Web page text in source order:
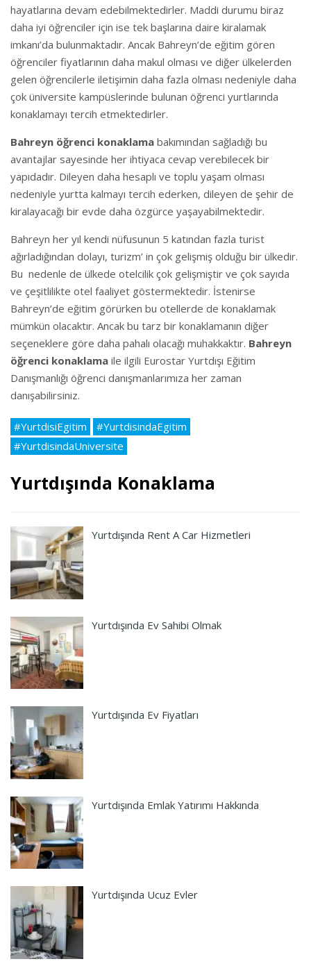
hayatlarına devam edebilmektedirler. Maddi durumu biraz
daha iyi öğrenciler için ise tek başlarına daire kiralamak
imkanı’da bulunmaktadır. Ancak Bahreyn’de eğitim gören
öğrenciler fiyatlarının daha makul olması ve diğer ülkelerden
gelen öğrencilerle iletişimin daha fazla olması nedeniyle daha
çok üniversite kampüslerinde bulunan öğrenci yurtlarında
konaklamayı tercih etmektedirler.
Bahreyn öğrenci konaklama bakımından sağladığı bu
avantajlar sayesinde her ihtiyaca cevap verebilecek bir
yapıdadır. Dileyen daha hesaplı ve toplu yaşam olması
nedeniyle yurtta kalmayı tercih ederken, dileyen de şehir de
kiralayacağı bir evde daha özgürce yaşayabilmektedir.
Bahreyn her yıl kendi nüfusunun 5 katından fazla turist
ağırladığından dolayı, turizm’ in çok gelişmiş olduğu bir ülkedir.
Bu nedenle de ülkede otelcilik çok gelişmiştir ve çok sayıda
ve çeşitlilikte otel faaliyet göstermektedir. İstenirse
Bahreyn’de eğitim görürken bu otellerde de konaklamak
mümkün olacaktır. Ancak bu tarz bir konaklamanın diğer
seçeneklere göre daha pahalı olacağı muhakkaktır. Bahreyn
öğrenci konaklama ile ilgili Eurostar Yurtdışı Eğitim
Danışmanlığı öğrenci danışmanlarımıza her zaman
danışabilirsiniz.
#YurtdisiEgitim
#YurtdisindaEgitim
#YurtdisindaUniversite
Yurtdışında Konaklama
Yurtdışında Rent A Car Hizmetleri
Yurtdışında Ev Sahibi Olmak
Yurtdışında Ev Fiyatları
Yurtdışında Emlak Yatırımı Hakkında
Yurtdışında Ucuz Evler